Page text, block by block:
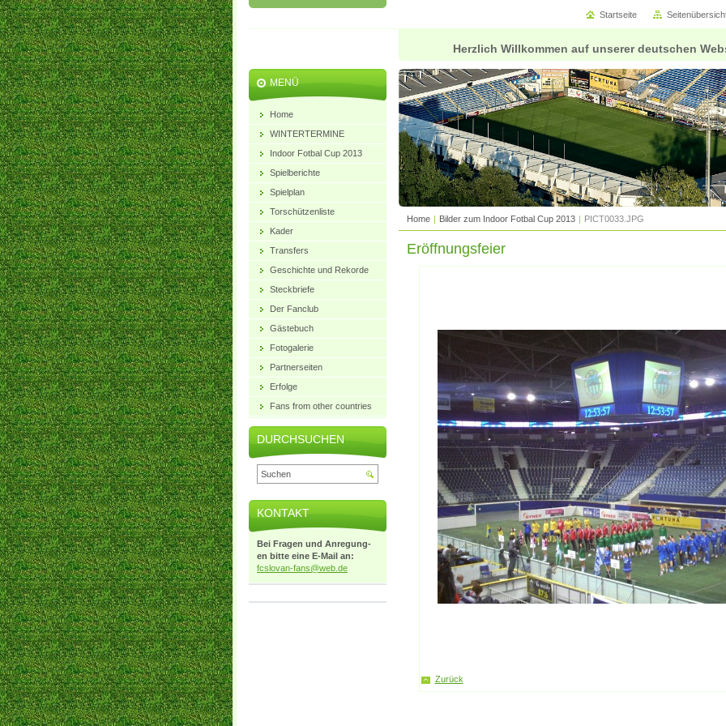
Herzlich Willkommen auf unserer deutschen
Home | Bilder zum Indoor Fotbal Cup 2013 | PICT0033.JPG
Eröffnungsfeier
Zurück
MENÜ
Home
WINTERTERMINE
Indoor Fotbal Cup 2013
Spielberichte
Spielplan
Torschützenliste
Kader
Transfers
Geschichte und Rekorde
Steckbriefe
Der Fanclub
Gästebuch
Fotogalerie
Partnerseiten
Erfolge
Fans from other countries
DURCHSUCHEN
KONTAKT
Bei Fragen und Anregung-
en bitte eine E-Mail an:
fcslovan-fans@web.de
Startseite